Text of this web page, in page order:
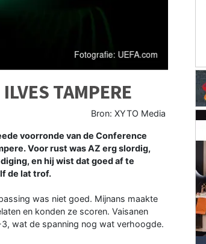
TAMPERE
Bron: XYTO Media
voorronde van de Conference
Voor rust was AZ erg slordig,
en hij wist dat goed af te
de lat trof.
was niet goed. Mijnans maakte
en konden ze scoren. Vaisanen
wat de spanning nog wat verhoogde.